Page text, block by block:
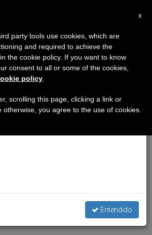
×
al 7 de agosto haremos la pausa
que en el periodo de verano
informaciones y también el
Entendido
x
party tools use cookies, which are
and required to achieve the
the cookie policy. If you want to know
consent to all or some of the cookies,
policy
scrolling this page, clicking a link or
otherwise, you agree to the use of cookies.